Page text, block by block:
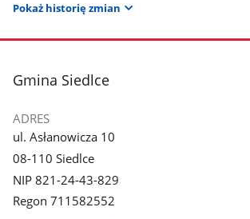
Pokaż historię zmian
stopka
Gmina Siedlce
ADRES
ul. Asłanowicza 10
08-110 Siedlce
NIP 821-24-43-829
Regon 711582552